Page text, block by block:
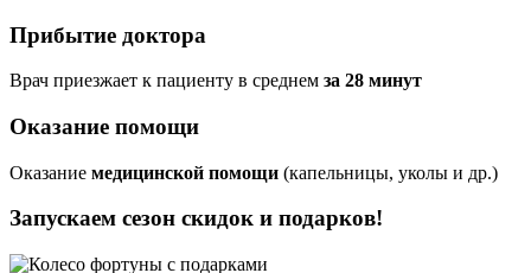
Прибытие доктора
Врач приезжает к пациенту в среднем за 28 минут
Оказание помощи
Оказание медицинской помощи (капельницы, уколы и др.)
Запускаем сезон скидок и подарков!